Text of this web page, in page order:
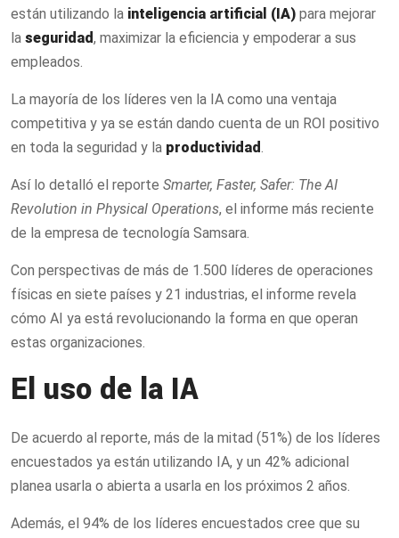
están utilizando la inteligencia artificial (IA) para mejorar
la seguridad, maximizar la eficiencia y empoderar a sus
empleados.
La mayoría de los líderes ven la IA como una ventaja
competitiva y ya se están dando cuenta de un ROI positivo
en toda la seguridad y la productividad.
Así lo detalló el reporte Smarter, Faster, Safer: The AI
Revolution in Physical Operations, el informe más reciente
de la empresa de tecnología Samsara.
Con perspectivas de más de 1.500 líderes de operaciones
físicas en siete países y 21 industrias, el informe revela
cómo AI ya está revolucionando la forma en que operan
estas organizaciones.
El uso de la IA
De acuerdo al reporte, más de la mitad (51%) de los líderes
encuestados ya están utilizando IA, y un 42% adicional
planea usarla o abierta a usarla en los próximos 2 años.
Además, el 94% de los líderes encuestados cree que su